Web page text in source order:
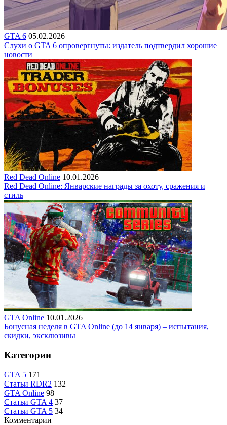
GTA 6 05.02.2026
Слухи о GTA 6 опровергнуты: издатель подтвердил хорошие
новости
Red Dead Online 10.01.2026
Red Dead Online: Январские награды за охоту, сражения и
стиль
GTA Online 10.01.2026
Бонусная неделя в GTA Online (до 14 января) – испытания,
скидки, эксклюзивы
Категории
GTA 5 171
Статьи RDR2 132
GTA Online 98
Статьи GTA 4 37
Статьи GTA 5 34
Комментарии